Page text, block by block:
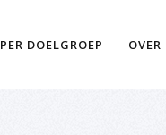
PER DOELGROEP OVER